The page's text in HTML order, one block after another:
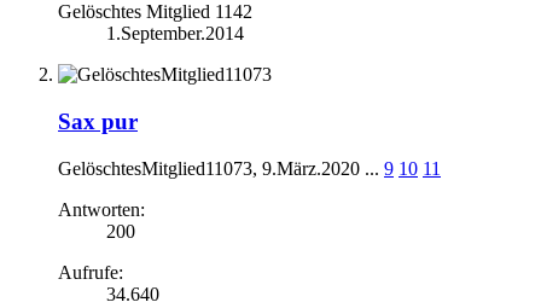
Gelöschtes Mitglied 1142
1.September.2014
Sax pur
GelöschtesMitglied11073, 9.März.2020 ... 9 10 11
Antworten:
200
Aufrufe:
34.640